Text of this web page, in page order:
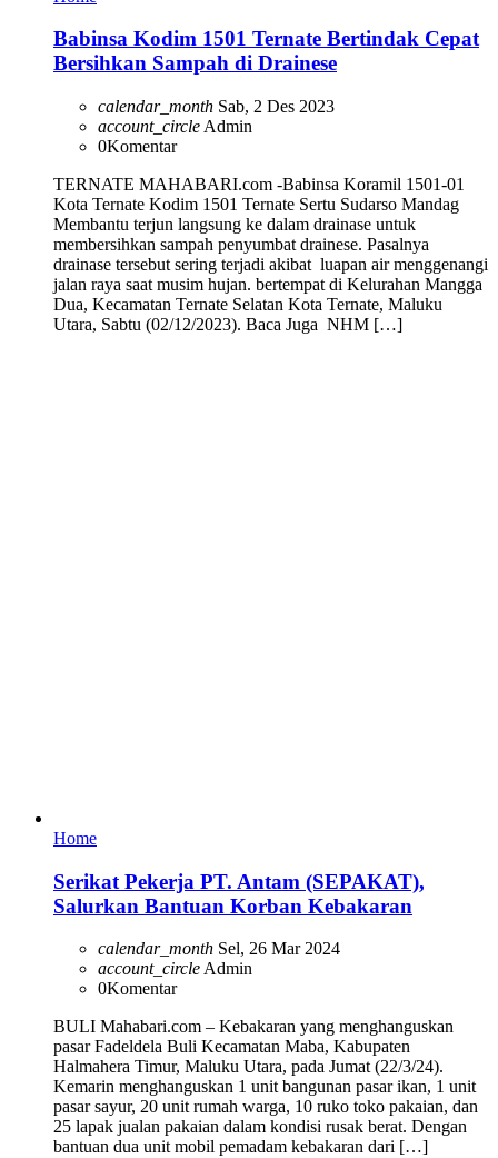
Babinsa Kodim 1501 Ternate Bertindak Cepat
Bersihkan Sampah di Drainese
calendar_month Sab, 2 Des 2023
account_circle Admin
0Komentar
TERNATE MAHABARI.com -Babinsa Koramil 1501-01
Kota Ternate Kodim 1501 Ternate Sertu Sudarso Mandag
Membantu terjun langsung ke dalam drainase untuk
membersihkan sampah penyumbat drainese. Pasalnya
drainase tersebut sering terjadi akibat luapan air menggenangi
jalan raya saat musim hujan. bertempat di Kelurahan Mangga
Dua, Kecamatan Ternate Selatan Kota Ternate, Maluku
Utara, Sabtu (02/12/2023). Baca Juga NHM […]
Home
Serikat Pekerja PT. Antam (SEPAKAT),
Salurkan Bantuan Korban Kebakaran
calendar_month Sel, 26 Mar 2024
account_circleAdmin
0Komentar
BULI Mahabari.com – Kebakaran yang menghanguskan
pasar Fadeldela Buli Kecamatan Maba, Kabupaten
Halmahera Timur, Maluku Utara, pada Jumat (22/3/24).
Kemarin menghanguskan 1 unit bangunan pasar ikan, 1 unit
pasar sayur, 20 unit rumah warga, 10 ruko toko pakaian, dan
25 lapak jualan pakaian dalam kondisi rusak berat. Dengan
bantuan dua unit mobil pemadam kebakaran dari […]